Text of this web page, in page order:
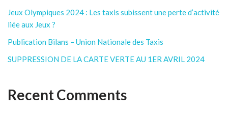
Jeux Olympiques 2024 : Les taxis subissent une perte d’activité
liée aux Jeux ?
Publication Bilans – Union Nationale des Taxis
SUPPRESSION DE LA CARTE VERTE AU 1ER AVRIL 2024
Recent Comments